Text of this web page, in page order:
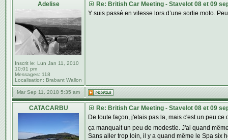
Adelise
Inscrit le: Lun Jan 11, 2010
10:01 pm
Messages: 118
Localisation: Brabant Wallon
Re: British Car Meeting - Stavelot 08 et 09
Y suis passé en vitesse lors d’une sortie moto.
Mar Sep 11, 2018 5:35 am
CATACARBU
Re: British Car Meeting - Stavelot 08 et 09
De toute façon, j'etais pas la, mais c'est un peu
ça manquait un peu de modestie. J'ai quand
Sans aller trop loin, il y a quand même le Spa six